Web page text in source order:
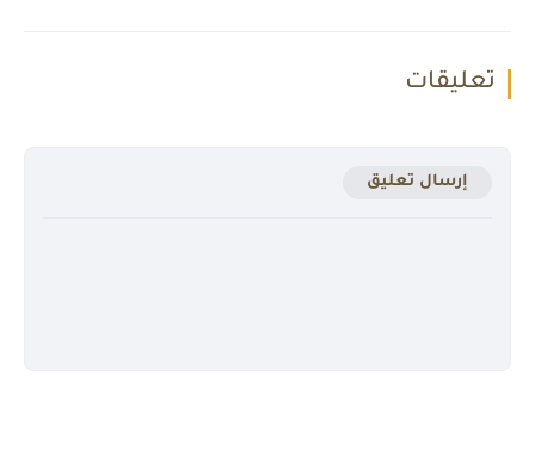
تعليقات
إرسال تعليق